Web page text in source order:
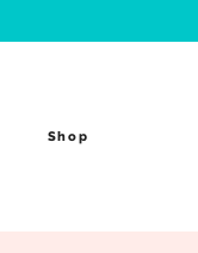
Shop